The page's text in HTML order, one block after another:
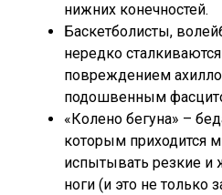
нижних конечностей.
Баскетболисты,
нередко
повреждением
подошвенным
«Колено бегуна» –
которым приходится
испытывать резкие и
ноги (и это не только